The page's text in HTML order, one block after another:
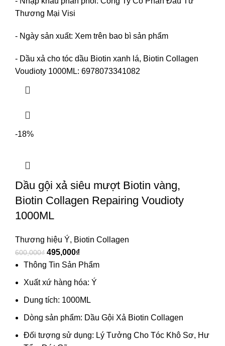
Thương Mại Visi
- Ngày sản xuất: Xem trên bao bì sản phẩm
- Dầu xả cho tóc dầu Biotin xanh lá, Biotin Collagen
Voudioty 1000ML: 6978073341082
-18%
Dầu gội xả siêu mượt Biotin vàng,
Biotin Collagen Repairing Voudioty
1000ML
Thương hiệu Ý, Biotin Collagen
600,000₫ 495,000₫
Thông Tin Sản Phẩm
Xuất xứ hàng hóa: Ý
Dung tích: 1000ML
Dòng sản phẩm: Dầu Gội Xả Biotin Collagen
Đối tượng sử dụng: Lý Tưởng Cho Tóc Khô Sơ, Hư